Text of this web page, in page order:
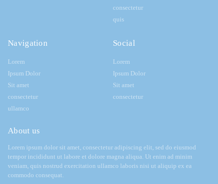
consectetur
quis
Navigation
Lorem
Ipsum Dolor
Sit amet
consectetur
ullamco
Social
Lorem
Ipsum Dolor
Sit amet
consectetur
About us
Lorem ipsum dolor sit amet, consectetur adipiscing elit, sed do eiusmod
tempor incididunt ut labore et dolore magna aliqua. Ut enim ad minim
veniam, quis nostrud exercitation ullamco laboris nisi ut aliquip ex ea
commodo consequat.